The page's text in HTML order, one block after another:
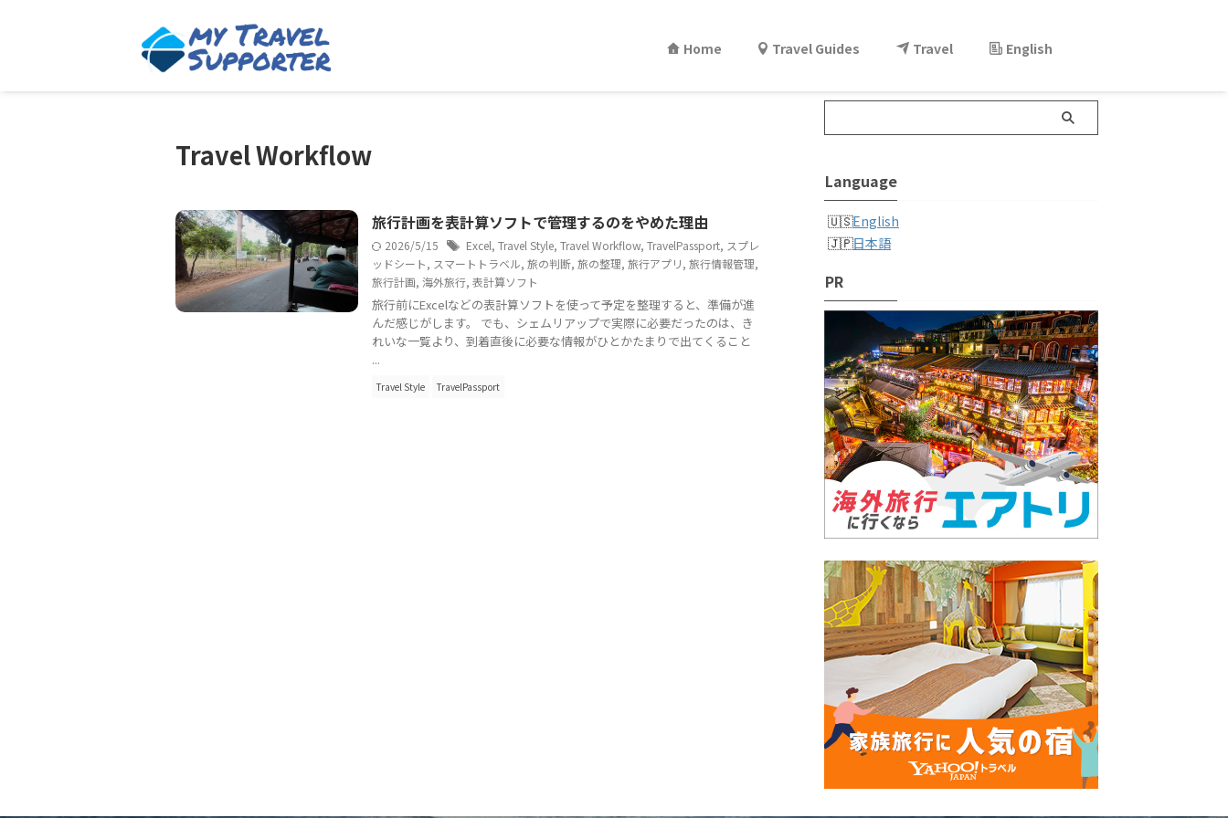
Home Travel Guides Travel English
Travel Workflow
旅行計画を表計算ソフトで管理するのをやめた理由
2026/5/15 Excel, Travel Style, Travel Workflow, TravelPassport, スプレ
ッドシート, スマートトラベル, 旅の判断, 旅の整理, 旅行アプリ, 旅行情報管理,
旅行計画, 海外旅行, 表計算ソフト
旅行前にExcelなどの表計算ソフトを使って予定を整理すると、準備が進
んだ感じがします。 でも、シェムリアップで実際に必要だったのは、き
れいな一覧より、到着直後に必要な情報がひとかたまりで出てくること
...
Travel Style TravelPassport
Language
English
日本語
PR